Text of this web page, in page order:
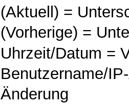
(Aktuell) =
(Vorherige) =
Uhrzeit/Datum =
Benutzername/
Änderung